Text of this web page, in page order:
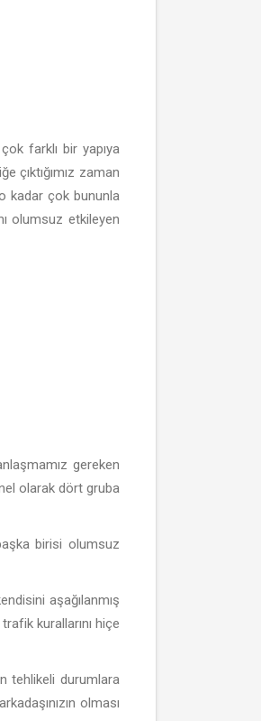
farklı bir yapıya
çıktığımız zaman
kadar çok bununla
olumsuz etkileyen
gereken
olarak dört gruba
birisi olumsuz
aşağılanmış
kurallarını hiçe
tehlikeli durumlara
olması